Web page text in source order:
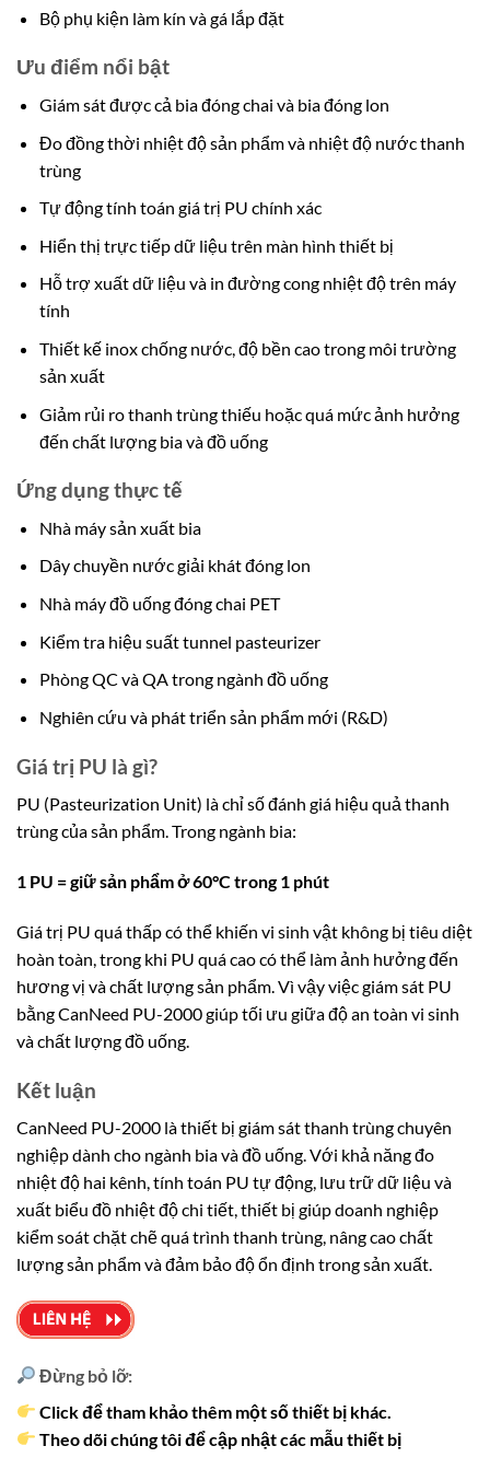
Bộ phụ kiện làm kín và gá lắp đặt
Ưu điểm nổi bật
Giám sát được cả bia đóng chai và bia đóng lon
Đo đồng thời nhiệt độ sản phẩm và nhiệt độ nước thanh
trùng
Tự động tính toán giá trị PU chính xác
Hiển thị trực tiếp dữ liệu trên màn hình thiết bị
Hỗ trợ xuất dữ liệu và in đường cong nhiệt độ trên máy
tính
Thiết kế inox chống nước, độ bền cao trong môi trường
sản xuất
Giảm rủi ro thanh trùng thiếu hoặc quá mức ảnh hưởng
đến chất lượng bia và đồ uống
Ứng dụng thực tế
Nhà máy sản xuất bia
Dây chuyền nước giải khát đóng lon
Nhà máy đồ uống đóng chai PET
Kiểm tra hiệu suất tunnel pasteurizer
Phòng QC và QA trong ngành đồ uống
Nghiên cứu và phát triển sản phẩm mới (R&D)
Giá trị PU là gì?
PU (Pasteurization Unit) là chỉ số đánh giá hiệu quả thanh
trùng của sản phẩm. Trong ngành bia:
1 PU = giữ sản phẩm ở 60°C trong 1 phút
Giá trị PU quá thấp có thể khiến vi sinh vật không bị tiêu diệt
hoàn toàn, trong khi PU quá cao có thể làm ảnh hưởng đến
hương vị và chất lượng sản phẩm. Vì vậy việc giám sát PU
bằng CanNeed PU-2000 giúp tối ưu giữa độ an toàn vi sinh
và chất lượng đồ uống.
Kết luận
CanNeed PU-2000 là thiết bị giám sát thanh trùng chuyên
nghiệp dành cho ngành bia và đồ uống. Với khả năng đo
nhiệt độ hai kênh, tính toán PU tự động, lưu trữ dữ liệu và
xuất biểu đồ nhiệt độ chi tiết, thiết bị giúp doanh nghiệp
kiểm soát chặt chẽ quá trình thanh trùng, nâng cao chất
lượng sản phẩm và đảm bảo độ ổn định trong sản xuất.
Đừng bỏ lỡ:
Click để tham khảo thêm một số thiết bị khác.
Theo dõi chúng tôi để cập nhật các mẫu thiết bị